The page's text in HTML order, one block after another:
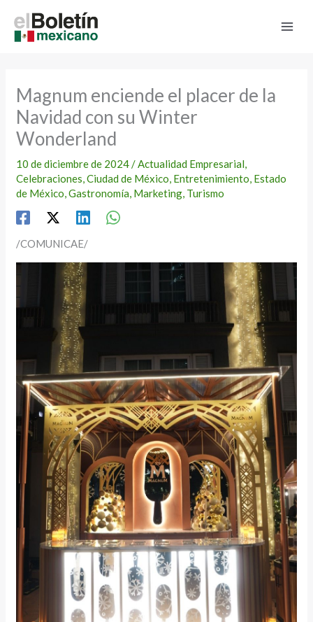
contenido
Magnum enciende el placer de la
Navidad con su Winter
Wonderland
10 de diciembre de 2024/Actualidad Empresarial,
Celebraciones,Ciudad de México, Entretenimiento, Estado
de México,Gastronomía, Marketing, Turismo
/COMUNICAE/